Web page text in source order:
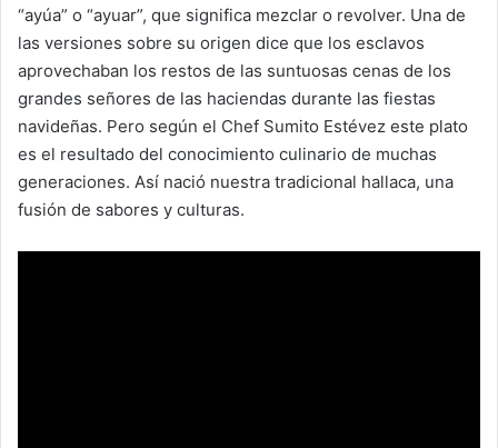
“ayúa” o “ayuar”, que significa mezclar o revolver. Una de
las versiones sobre su origen dice que los esclavos
aprovechaban los restos de las suntuosas cenas de los
grandes señores de las haciendas durante las fiestas
navideñas. Pero según el Chef Sumito Estévez este plato
es el resultado del conocimiento culinario de muchas
generaciones. Así nació nuestra tradicional hallaca, una
fusión de sabores y culturas.